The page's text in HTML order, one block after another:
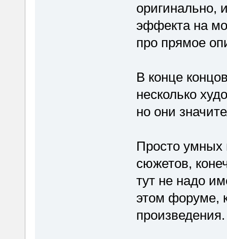
оригинально,
эффекта на
про прямое
В конце
несколько
но они
Просто умных
сюжетов,
тут не надо
этом форуме,
произведения.